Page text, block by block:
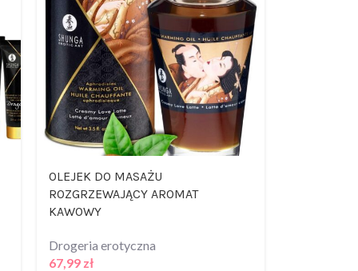
OLEJEK DO MASAŻU
ROZGRZEWAJĄCY AROMAT
KAWOWY
Drogeria erotyczna
67,99 zł